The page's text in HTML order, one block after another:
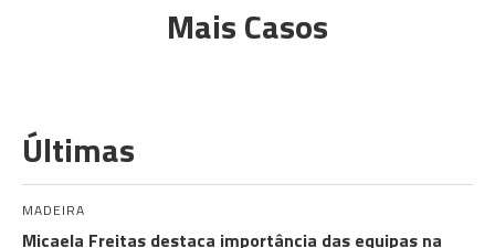
Mais Casos
Últimas
MADEIRA
Micaela Freitas destaca importância das equipas na